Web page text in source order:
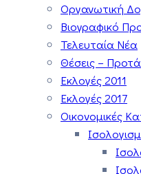
Οργανωτική
Βιογραφικό
Τελευταία Νέα
Θέσεις –
Εκλογές 2011
Εκλογές 2017
Οικονομικές